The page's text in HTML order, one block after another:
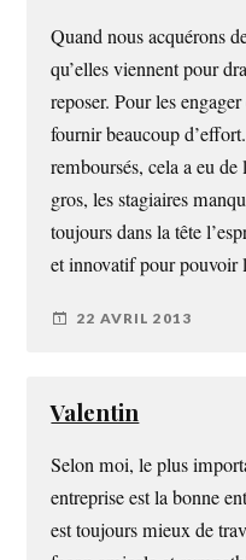
Quand nous acquérons
qu’elles viennent pour
reposer. Pour les
fournir beaucoup
remboursés, cela a eu
gros, les stagiaires
toujours dans la tête
et innovatif pour pouvoir
22 AVRIL 2013
Valentin
Selon moi, le plus
entreprise est la bonne
est toujours mieux de